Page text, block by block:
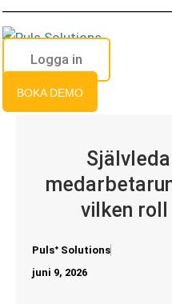
Hoppa
till
innehållLogga in
BOKA DEMO
vilken roll
Pulsᐩ Solutions
juni 9, 2026